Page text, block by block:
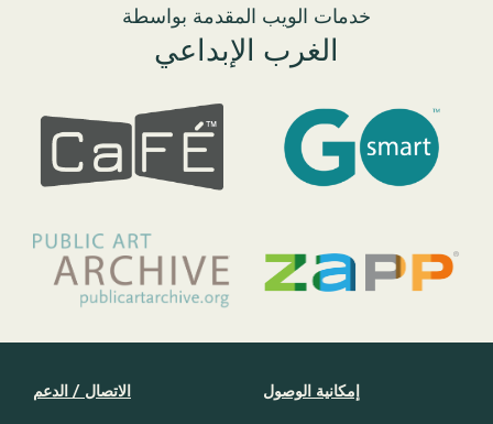
خدمات الويب المقدمة بواسطة
الغرب الإبداعي
الاتصال / الدعم إمكانية الوصول